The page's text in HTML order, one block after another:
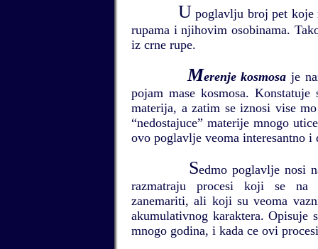
U poglavlju broj pet
rupama i njihovim osobinama.
iz crne rupe.
Merenje kosmosa je
pojam mase kosmosa.
materija, a zatim se iznosi vise
“nedostajuce” materije mnogo
ovo poglavlje veoma interesantno i
Sedmo poglavlje nosi
razmatraju procesi koji se na
zanemariti, ali koji su veoma
akumulativnog karaktera. Opisuje
mnogo godina, i kada ce ovi